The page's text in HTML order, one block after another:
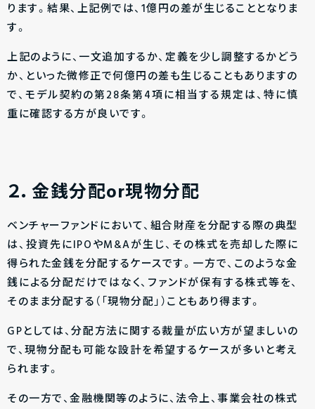
ります。結果、上記例では、1億円の差が生じることとなりま
す。
上記のように、一文追加するか、定義を少し調整するかどう
か、といった微修正で何億円の差も生じることもありますの
で、モデル契約の第28条第4項に相当する規定は、特に慎
重に確認する方が良いです。
２．金銭分配or現物分配
ベンチャーファンドにおいて、組合財産を分配する際の典型
は、投資先にIPOやM&Aが生じ、その株式を売却した際に
得られた金銭を分配するケースです。一方で、このような金
銭による分配だけではなく、ファンドが保有する株式等を、
そのまま分配する（「現物分配」）こともあり得ます。
GPとしては、分配方法に関する裁量が広い方が望ましいの
で、現物分配も可能な設計を希望するケースが多いと考え
られます。
その一方で、金融機関等のように、法令上、事業会社の株式